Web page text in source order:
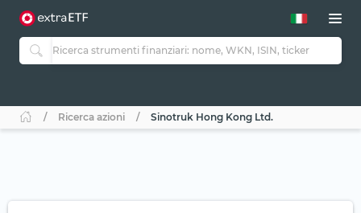
Ricerca azioni Sinotruk Hong Kong Ltd.